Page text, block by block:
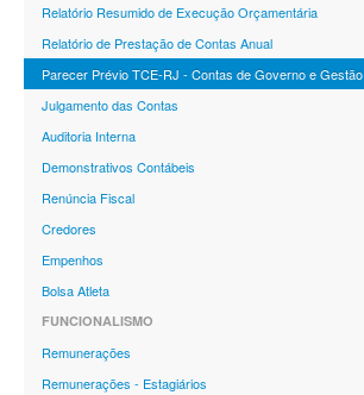
Relatório Resumido de Execução Orçamentária
Relatório de Prestação de Contas Anual
Parecer Prévio TCE-RJ - Contas de Governo e Gestão
Julgamento das Contas
Auditoria Interna
Demonstrativos Contábeis
Renúncia Fiscal
Credores
Empenhos
Bolsa Atleta
FUNCIONALISMO
Remunerações
Remunerações - Estagiários